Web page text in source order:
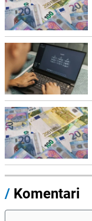
/ Komentari